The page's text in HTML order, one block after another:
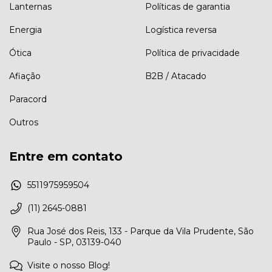
Lanternas
Energia
Ótica
Afiação
Paracord
Outros
Políticas de garantia
Logística reversa
Política de privacidade
B2B / Atacado
Entre em contato
5511975959504
(11) 2645-0881
Rua José dos Reis, 133 - Parque da Vila Prudente, São
Paulo - SP, 03139-040
Visite o nosso Blog!